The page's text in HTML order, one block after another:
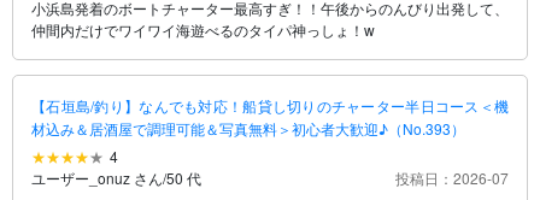
小浜島発着のボートチャーター最高すぎ！！午後からのんびり出発して、
仲間内だけでワイワイ海遊べるのタイパ神っしょ！w
【石垣島/釣り】なんでも対応！船貸し切りのチャーター半日コース＜機
材込み＆居酒屋で調理可能＆写真無料＞初心者大歓迎♪（No.393）
4
ユーザー_onuz さん/50 代
投稿日：2026-07